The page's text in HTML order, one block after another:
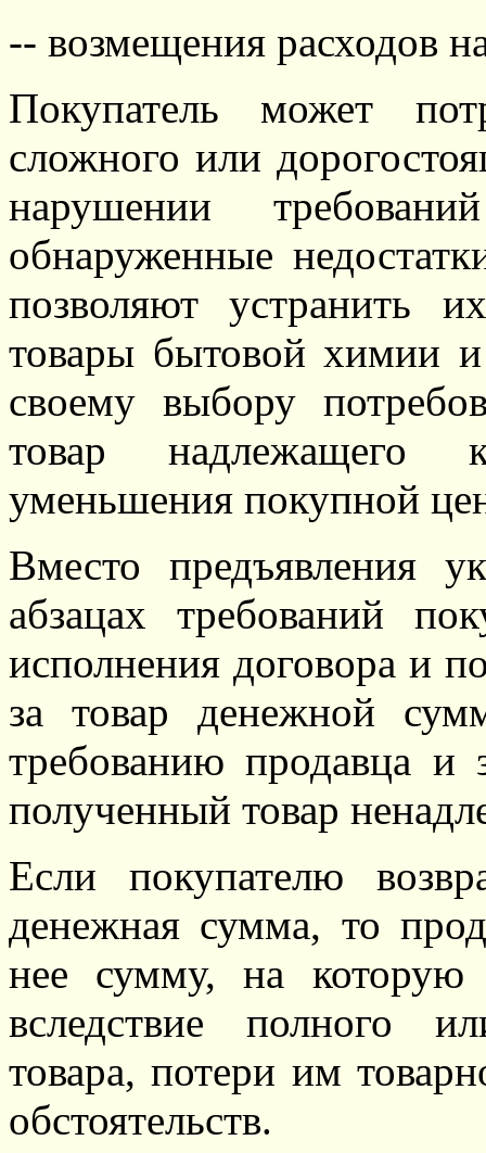
-- возмещения расходов
Покупатель может
сложного или
нарушении
обнаруженные
позволяют устранить
товары бытовой химии
своему выбору
товар надлежащего
уменьшения покупной
Вместо предъявления
абзацах требований
исполнения договора и
за товар денежной
требованию продавца и
полученный товар
Если покупателю
денежная сумма, то
нее сумму, на которую
вследствие полного
товара, потери им
обстоятельств.